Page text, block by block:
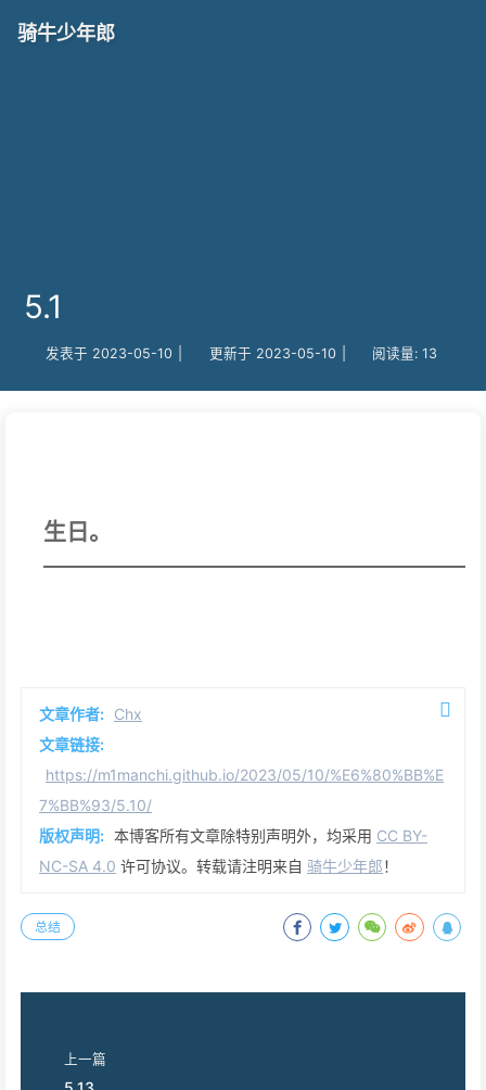
骑牛少年郎
5.1
发表于 2023-05-10 更新于 2023-05-10 阅读量: 13
生日。
文章作者: Chx
文章链接:
https://m1manchi.github.io/2023/05/10/%E6%80%BB%E
7%BB%93/5.10/
版权声明: 本博客所有文章除特别声明外，均采用 CC BY-
NC-SA 4.0 许可协议。转载请注明来自 骑牛少年郎！
总结
上一篇